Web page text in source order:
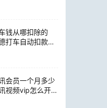
钱从哪扣除的
打车自动扣款是
钱
会员一个月多少
视频vip怎么开通